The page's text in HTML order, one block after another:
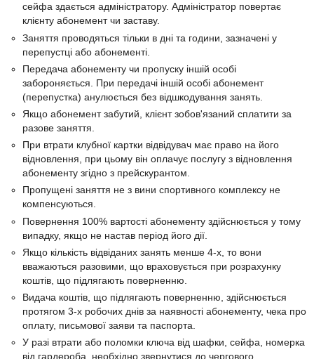
сейфа здається адміністратору. Адміністратор повертає
клієнту абонемент чи заставу.
Заняття проводяться тільки в дні та години, зазначені у
перепустці або абонементі.
Передача абонементу чи пропуску іншій особі
забороняється. При передачі іншій особі абонемент
(перепустка) анулюється без відшкодування занять.
Якщо абонемент забутий, клієнт зобов'язаний сплатити за
разове заняття.
При втрати клубної картки відвідувач має право на його
відновлення, при цьому він оплачує послугу з відновлення
абонементу згідно з прейскурантом.
Пропущені заняття не з вини спортивного комплексу не
компенсуються.
Повернення 100% вартості абонементу здійснюється у тому
випадку, якщо не настав період його дії.
Якщо кількість відвіданих занять менше 4-х, то вони
вважаються разовими, що враховується при розрахунку
коштів, що підлягають поверненню.
Видача коштів, що підлягають поверненню, здійснюється
протягом 3-х робочих днів за наявності абонементу, чека про
оплату, письмової заяви та паспорта.
У разі втрати або поломки ключа від шафки, сейфа, номерка
від гардероба, необхідно звернутися до чергового